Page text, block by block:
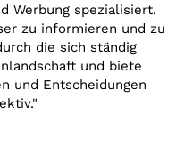
Werbung spezialisiert.
zu informieren und zu
die sich ständig
und biete
und Entscheidungen